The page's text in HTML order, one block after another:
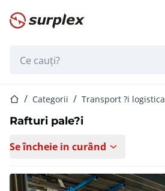
Pagina de start
Pagina de start
Categorii Transport ?i logistica
Rafturi pale?i
Se încheie in curând